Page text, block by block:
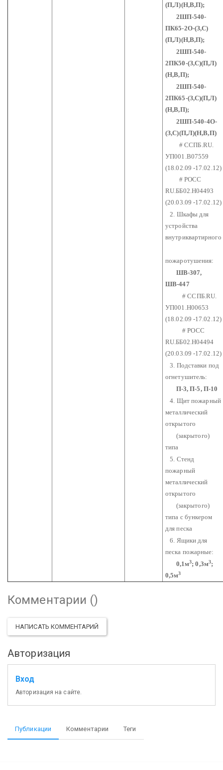
(П,Л)(Н,В,П);
2ШП-540-
ПК65-2О-(З,С)
(П,Л)(Н,В,П);
2ШП-540-
2ПК50-(З,С)(П,Л)
(Н,В,П);
2ШП-540-
2ПК65-(З,С)(П,Л)
(Н,В,П);
2ШП-540-4О-
(З,С)(П,Л)(Н,В,П)
# ССПБ.RU.
УП001.В07559
(18.02.09 -17.02.12)
# РОСС
RU.ББ02.Н04493
(20.03.09 -17.02.12)
2. Шкафы для
устройства
внутриквартирного
пожаротушения:
ШВ-307,
ШВ-447
# ССПБ.RU.
УП001.Н00653
(18.02.09 -17.02.12)
# РОСС
RU.ББ02.Н04494
(20.03.09 -17.02.12)
3. Подставки под
огнетушитель:
П-3, П-5, П-10
4. Щит пожарный
металлический
открытого
(закрытого)
типа
5. Стенд
пожарный
металлический
открытого
(закрытого)
типа с бункером
для песка
6. Ящики для
песка пожарные:
0,1м3; 0,3м3;
0,5м3
Комментарии ()
НАПИСАТЬ КОММЕНТАРИЙ
Авторизация
Вход
Авторизация на сайте.
Публикации Комментарии Теги